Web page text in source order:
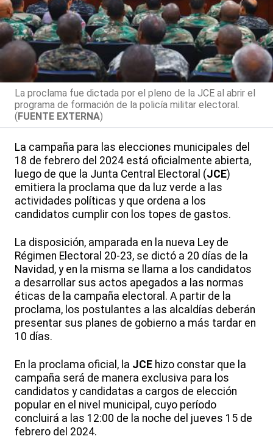
La proclama fue dictada por el pleno de la JCE al abrir el
programa de formación de la policía militar electoral.
(FUENTE EXTERNA)
La campaña para las elecciones municipales del
18 de febrero del 2024 está oficialmente abierta,
luego de que la Junta Central Electoral (JCE)
emitiera la proclama que da luz verde a las
actividades políticas y que ordena a los
candidatos cumplir con los topes de gastos.
La disposición, amparada en la nueva Ley de
Régimen Electoral 20-23, se dictó a 20 días de la
Navidad, y en la misma se llama a los candidatos
a desarrollar sus actos apegados a las normas
éticas de la campaña electoral. A partir de la
proclama, los postulantes a las alcaldías deberán
presentar sus planes de gobierno a más tardar en
10 días.
En la proclama oficial, la JCE hizo constar que la
campaña será de manera exclusiva para los
candidatos y candidatas a cargos de elección
popular en el nivel municipal, cuyo período
concluirá a las 12:00 de la noche del jueves 15 de
febrero del 2024.